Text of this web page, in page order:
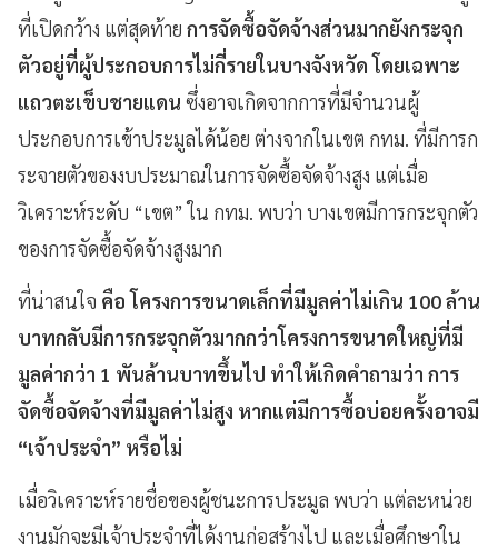
ที่เปิดกว้าง แต่สุดท้าย การจัดซื้อจัดจ้างส่วนมากยังกระจุก
ตัวอยู่ที่ผู้ประกอบการไม่กี่รายในบางจังหวัด โดยเฉพาะ
แถวตะเข็บชายแดน ซึ่งอาจเกิดจากการที่มีจำนวนผู้
ประกอบการเข้าประมูลได้น้อย ต่างจากในเขต กทม. ที่มีการก
ระจายตัวของงบประมาณในการจัดซื้อจัดจ้างสูง แต่เมื่อ
วิเคราะห์ระดับ “เขต” ใน กทม. พบว่า บางเขตมีการกระจุกตัว
ของการจัดซื้อจัดจ้างสูงมาก
ที่น่าสนใจ คือ โครงการขนาดเล็กที่มีมูลค่าไม่เกิน 100ล้าน
บาทกลับมีการกระจุกตัวมากกว่าโครงการขนาดใหญ่ที่มี
มูลค่ากว่า 1 พันล้านบาทขึ้นไป ทำให้เกิดคำถามว่า การ
จัดซื้อจัดจ้างที่มีมูลค่าไม่สูง หากแต่มีการซื้อบ่อยครั้งอาจมี
“เจ้าประจำ” หรือไม่
เมื่อวิเคราะห์รายชื่อของผู้ชนะการประมูล พบว่า แต่ละหน่วย
งานมักจะมีเจ้าประจำที่ได้งานก่อสร้างไป และเมื่อศึกษาใน